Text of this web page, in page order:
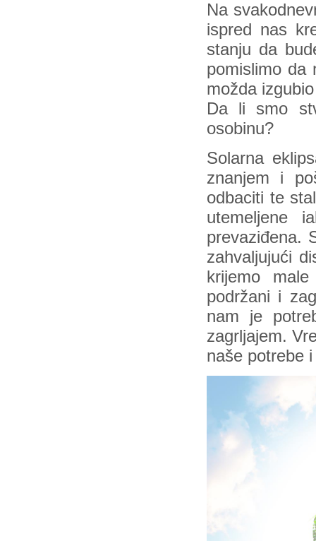
Na
ispred nas
stanju da
pomislimo da
možda
Da li smo
osobinu?
Solarna
znanjem i
odbaciti te
utemeljene
prevaziđena.
zahvaljujući
krijemo
podržani i
nam je
zagrljajem.
naše potrebe